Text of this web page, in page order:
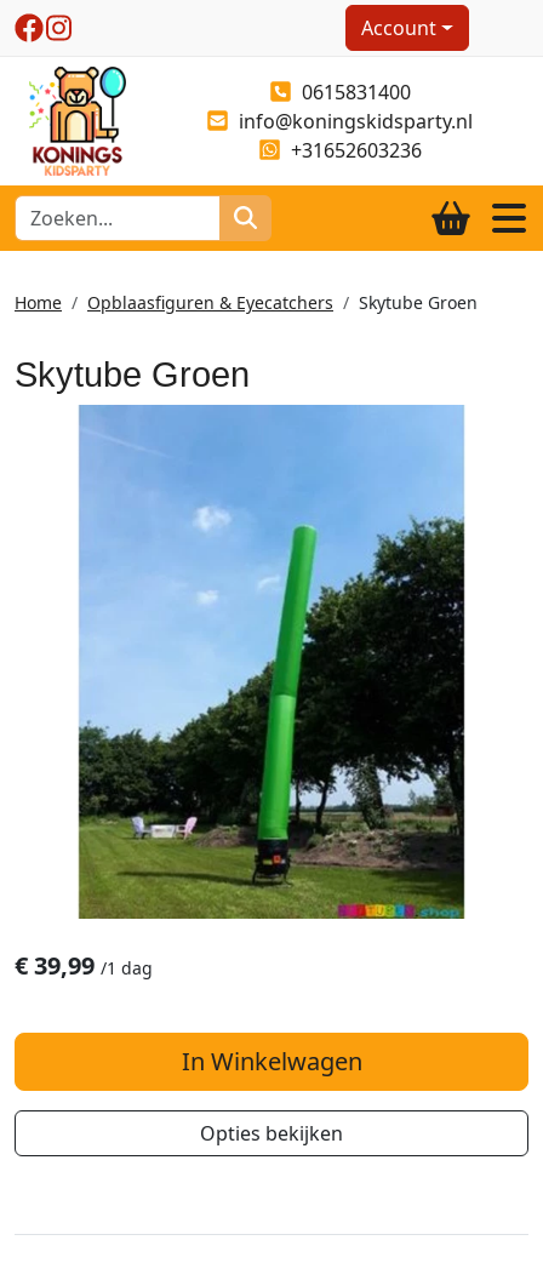
Account
0615831400
info@koningskidsparty.nl
+31652603236
Home Opblaasfiguren & Eyecatchers Skytube Groen
Skytube Groen
€39,99 /1 dag
In Winkelwagen
Opties bekijken